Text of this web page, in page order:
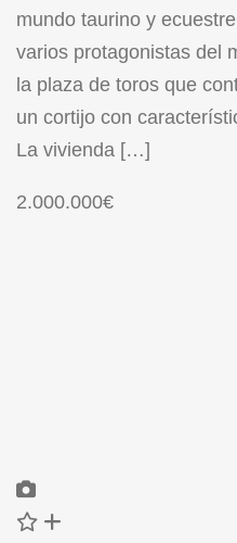
mundo taurino y
varios protagonistas del
la plaza de toros que
un cortijo con
La vivienda […]
2.000.000€